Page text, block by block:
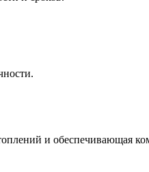
и обеспечивающая